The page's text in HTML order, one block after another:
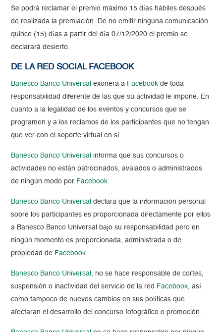
Se podrá reclamar el premio máximo 15 días hábiles después
de realizada la premiación. De no emitir ninguna comunicación
quince (15) días a partir del día 07/12/2020 el premio se
declarará desierto.
DE LA RED SOCIAL FACEBOOK
Banesco Banco Universal exonera a Facebook de toda
responsabilidad diferente de las que su actividad le impone. En
cuanto a la legalidad de los eventos y concursos que se
programen y a los reclamos de los participantes que no tengan
que ver con el soporte virtual en sí.
Banesco Banco Universal informa que sus concursos o
actividades no están patrocinados, avalados o administrados
de ningún modo por Facebook.
Banesco Banco Universal declara que la información personal
sobre los participantes es proporcionada directamente por ellos
a Banesco Banco Universal bajo su responsabilidad pero en
ningún momento es proporcionada, administrada o de
propiedad de Facebook.
Banesco Banco Universal , no se hace responsable de cortes,
suspensión o inactividad del servicio de la red Facebook, así
como tampoco de nuevos cambios en sus políticas que
afectaran el desarrollo del concurso fotográfico o promoción.